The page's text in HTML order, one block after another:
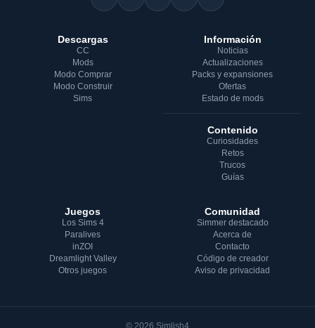
Descargas
CC
Mods
Modo Comprar
Modo Construir
Sims
Información
Noticias
Actualizaciones
Packs y expansiones
Ofertas
Estado de mods
Contenido
Curiosidades
Retos
Trucos
Guías
Juegos
Los Sims 4
Paralives
inZOI
Dreamlight Valley
Otros juegos
Comunidad
Simmer destacado
Acerca de
Contacto
Código de creador
Aviso de privacidad